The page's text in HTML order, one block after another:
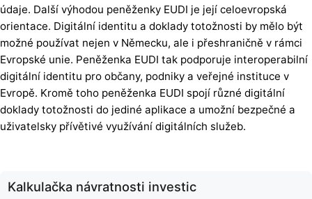
údaje. Další výhodou peněženky EUDI je její celoevropská
orientace. Digitální identitu a doklady totožnosti by mělo být
možné používat nejen v Německu, ale i přeshraničně v rámci
Evropské unie. Peněženka EUDI tak podporuje interoperabilní
digitální identitu pro občany, podniky a veřejné instituce v
Evropě. Kromě toho peněženka EUDI spojí různé digitální
doklady totožnosti do jediné aplikace a umožní bezpečné a
uživatelsky přívětivé využívání digitálních služeb.
Kalkulačka návratnosti investic